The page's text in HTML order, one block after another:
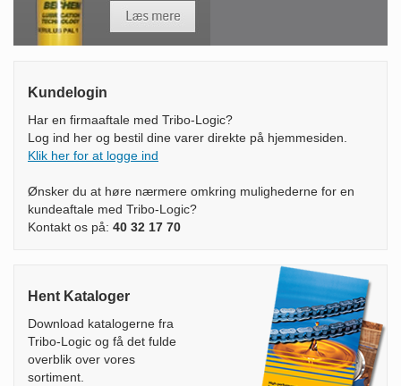
Kundelogin
Har en firmaaftale med Tribo-Logic?
Log ind her og bestil dine varer direkte på hjemmesiden.
Klik her for at logge ind
Ønsker du at høre nærmere omkring mulighederne for en
kundeaftale med Tribo-Logic?
Kontakt os på: 40 32 17 70
Hent Kataloger
Download katalogerne fra
Tribo-Logic og få det fulde
overblik over vores
sortiment.